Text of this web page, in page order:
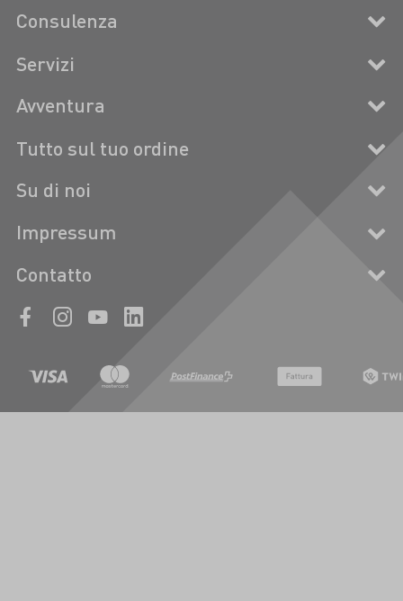
Consulenza
Servizi
Avventura
Tutto sul tuo ordine
Su di noi
Impressum
Contatto